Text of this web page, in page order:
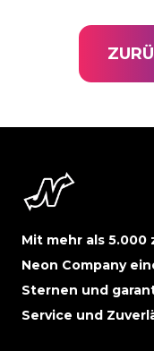
Mit mehr als
Neon Company
Sternen und
Service und